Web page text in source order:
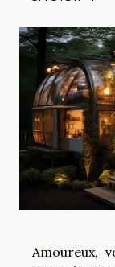
Amoureux,